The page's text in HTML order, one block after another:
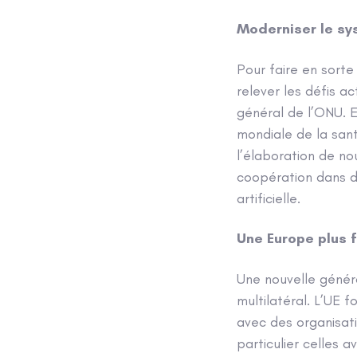
Moderniser le
Pour faire en
relever les défis
général de l’ONU.
mondiale de la
l’élaboration de
coopération dans
artificielle.
Une Europe
Une nouvelle
multilatéral. L’UE
avec des
particulier celles